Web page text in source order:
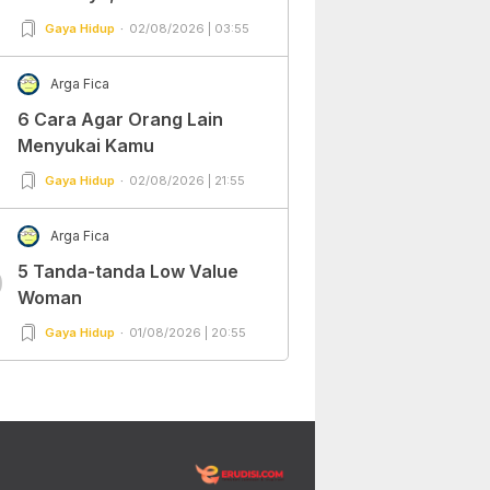
Gaya Hidup 02/08/2026 | 03:55
Arga Fica
6 Cara Agar Orang Lain
Menyukai Kamu
Gaya Hidup 02/08/2026 | 21:55
Arga Fica
5 Tanda-tanda Low Value
Woman
Gaya Hidup 01/08/2026 | 20:55